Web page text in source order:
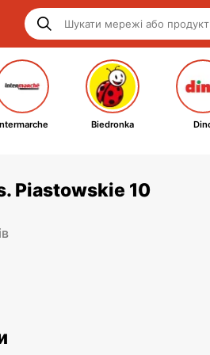
Biedronka
Piastowskie 10